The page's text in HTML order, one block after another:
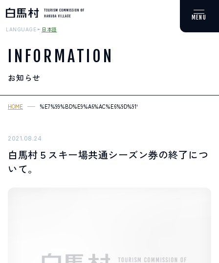
MOUNTAIN & TREKKING
登山・トレッキング
スキー場
HOT SPRING
温泉
LIVE CAMERA RECOMMENDATION
LANGUAGE 日本語
INFORMATION
お知らせ
HOME
2021.08.24
白馬村５スキー場共通シーズン券の終了につ
いて。